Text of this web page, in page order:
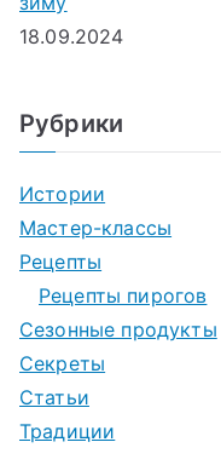
18.09.2024
Рубрики
Истории
Мастер-классы
Рецепты
Рецепты пирогов
Сезонные продукты
Секреты
Статьи
Традиции